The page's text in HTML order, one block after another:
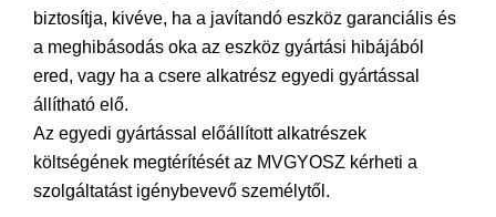
biztosítja, kivéve, ha a javítandó eszköz garanciális és
a meghibásodás oka az eszköz gyártási hibájából
ered, vagy ha a csere alkatrész egyedi gyártással
állítható elő.
Az egyedi gyártással előállított alkatrészek
költségének megtérítését az MVGYOSZ kérheti a
szolgáltatást igénybevevő személytől.